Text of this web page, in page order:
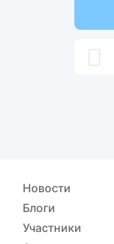
Новости
Блоги
Участники